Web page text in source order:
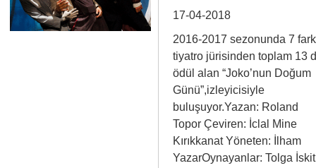
17-04-2018
2016-2017 sezonunda 7
tiyatro jürisinden toplam 13
ödül alan “Joko’nun Doğum
Günü”,izleyicisiyle
buluşuyor.Yazan: Roland
Topor Çeviren: İclal Mine
Kırıkkanat Yöneten: İlham
YazarOynayanlar: Tolga